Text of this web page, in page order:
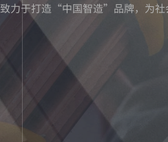
致力于打造“中国智造”品牌，为社